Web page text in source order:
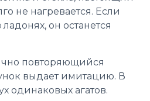
не нагревается. Если
он останется
повторяющийся
выдает имитацию. В
одинаковых агатов.